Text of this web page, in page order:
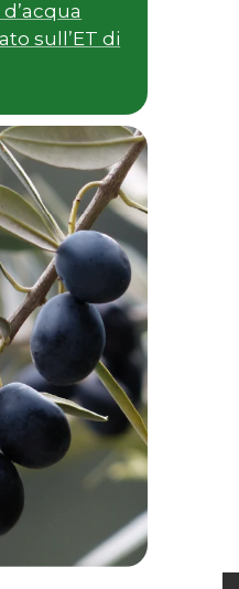
sull’ET di